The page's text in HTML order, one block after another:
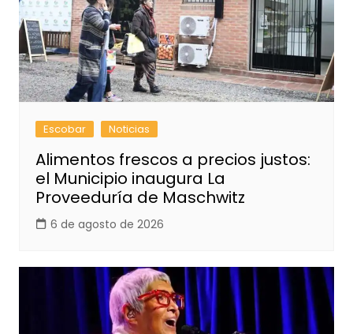
Escobar Noticias
Alimentos frescos a precios justos:
el Municipio inaugura La
Proveeduría de Maschwitz
6 de agosto de 2026